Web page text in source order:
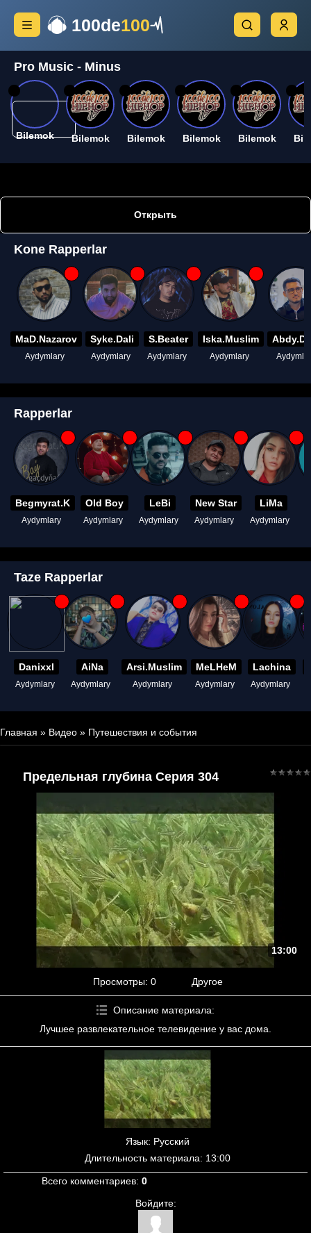
100de100
Pro Music - Minus
Bilemok Bilemok Bilemok Bilemok Bilemok
Открыть
Kone Rapperlar
MaD.Nazarov
Aydymlary
Syke.Dali
Aydymlary
S.Beater
Aydymlary
Iska.Muslim
Aydymlary
Rapperlar
Begmyrat.K
Aydymlary
Old Boy
Aydymlary
LeBi
Aydymlary
New Star
Aydymlary
LiMa
Aydymlary
Taze Rapperlar
Danixxl
Aydymlary
AiNa
Aydymlary
Arsi.Muslim
Aydymlary
MeLHeM
Aydymlary
Lachina
Aydymlary
Главная » Видео » Путешествия и события
Предельная глубина Серия 304
13:00
Просмотры: 0 Другое
Описание материала:
Лучшее развлекательное телевидение у вас дома.
Язык: Русский
Длительность материала: 13:00
Всего комментариев: 0
Войдите: